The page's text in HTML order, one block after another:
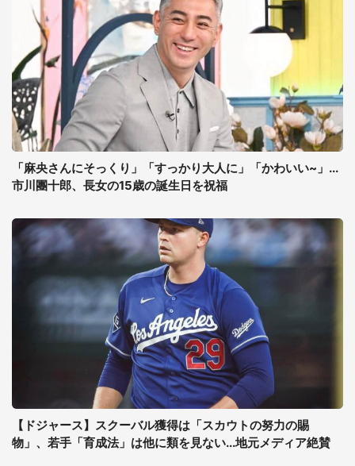
「麻央さんにそっくり」「すっかり大人に」「かわいい~」...
市川團十郎、長女の15歳の誕生日を祝福
【ドジャース】スクーバル獲得は「スカウトの努力の賜
物」、若手「育成法」は他に類を見ない...地元メディア絶賛